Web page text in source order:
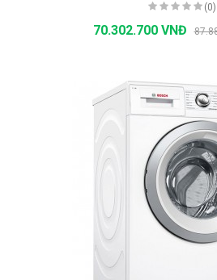
(0)
70.302.700 VNĐ